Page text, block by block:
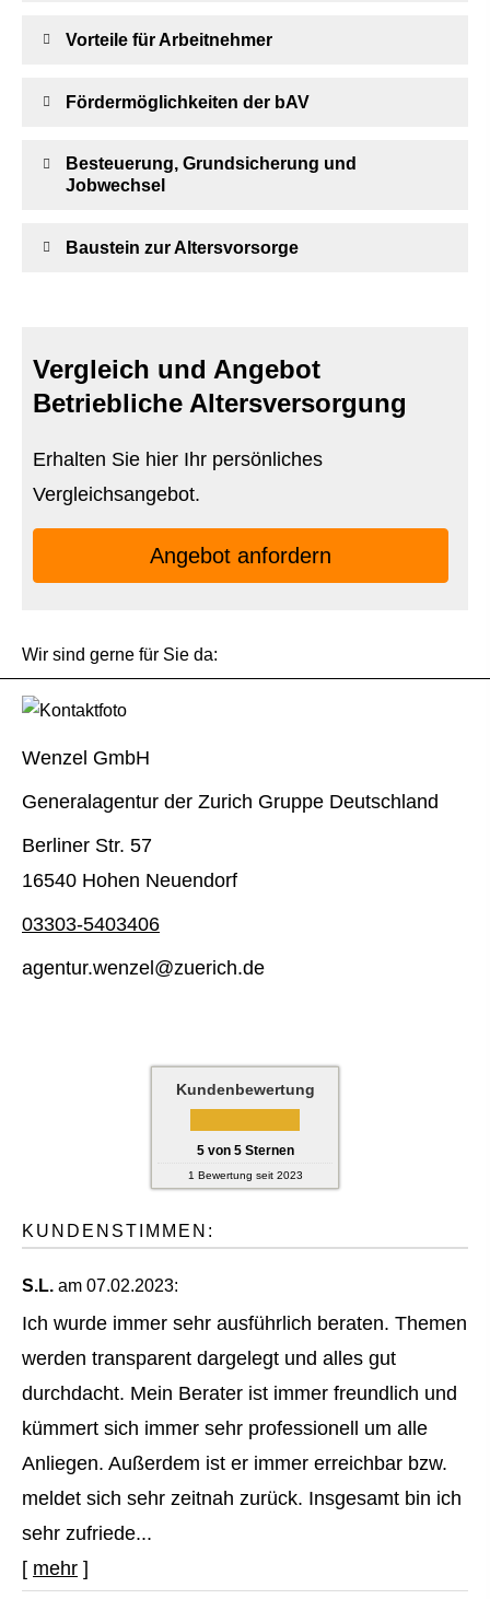
Vorteile für Arbeitnehmer
Fördermöglichkeiten der bAV
Besteuerung, Grundsicherung und
Jobwechsel
Baustein zur Alters­vorsorge
Vergleich und Angebot
Betriebliche Altersversorgung
Erhalten Sie hier Ihr persönliches
Vergleichsangebot.
An­ge­bot an­for­dern
Wir sind gerne für Sie da:
Wenzel GmbH
Generalagentur der Zurich Gruppe Deutschland
Berliner Str. 57
16540 Hohen Neuendorf
03303-5403406
agentur.wenzel@zuerich.de
Kundenbewertung
5von 5Sternen
1 Bewertung seit 2023
KUNDENSTIMMEN:
S.L. am 07.02.2023:
Ich wurde immer sehr ausführlich beraten. Themen
werden transparent dargelegt und alles gut
durchdacht. Mein Berater ist immer freundlich und
kümmert sich immer sehr professionell um alle
Anliegen. Außerdem ist er immer erreichbar bzw.
meldet sich sehr zeitnah zurück. Insgesamt bin ich
sehr zufriede...
[ mehr ]